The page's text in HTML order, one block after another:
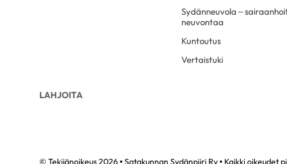
Sydänneuvola –
neuvontaa
Kuntoutus
Vertaistuki
LAHJOITA
© Tekijänoikeus 2026 • Satakunnan Sydänpiiri Ry • Kaikki oikeudet